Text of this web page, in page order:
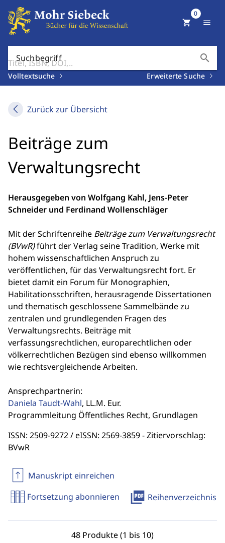
Suchbegriff search
Volltextsuche Erweiterte Suche
shopping_cart
0
menu
Zurück zur Übersicht
Beiträge zum
Verwaltungsrecht
Herausgegeben von Wolfgang Kahl, Jens-Peter
Schneider und Ferdinand Wollenschläger
Mit der Schriftenreihe Beiträge zum Verwaltungsrecht
(BVwR)führt der Verlag seine Tradition, Werke mit
hohem wissenschaftlichen Anspruch zu
veröffentlichen, für das Verwaltungsrecht fort. Er
bietet damit ein Forum für Monographien,
Habilitationsschriften, herausragende Dissertationen
und thematisch geschlossene Sammelbände zu
zentralen und grundlegenden Fragen des
Verwaltungsrechts. Beiträge mit
verfassungsrechtlichen, europarechtlichen oder
völkerrechtlichen Bezügen sind ebenso willkommen
wie rechtsvergleichende Arbeiten.
Ansprechpartnerin:
Daniela Taudt-Wahl, LL.M. Eur.
Programmleitung Öffentliches Recht, Grundlagen
ISSN: 2509-9272 / eISSN: 2569-3859 - Zitiervorschlag:
BVwR
Manuskript einreichen
Fortsetzung abonnieren
picture_as_pdf Reihenverzeichnis
48 Produkte (1 bis 10)